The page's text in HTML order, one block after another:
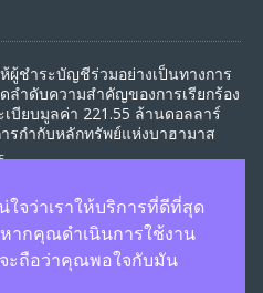
ผู้ชำระบัญชีร่วมอย่างเป็นทางการ
ลำดับความสำคัญของการเรียกร้อง
บียบมูลค่า 221.55 ล้านดอลลาร์
รกำกับหลักทรัพย์แห่งบาฮามาส
ใจว่าเราให้บริการที่ดีที่สุด
หากคุณดำเนินการใช้งาน
จะถือว่าคุณพอใจกับมัน